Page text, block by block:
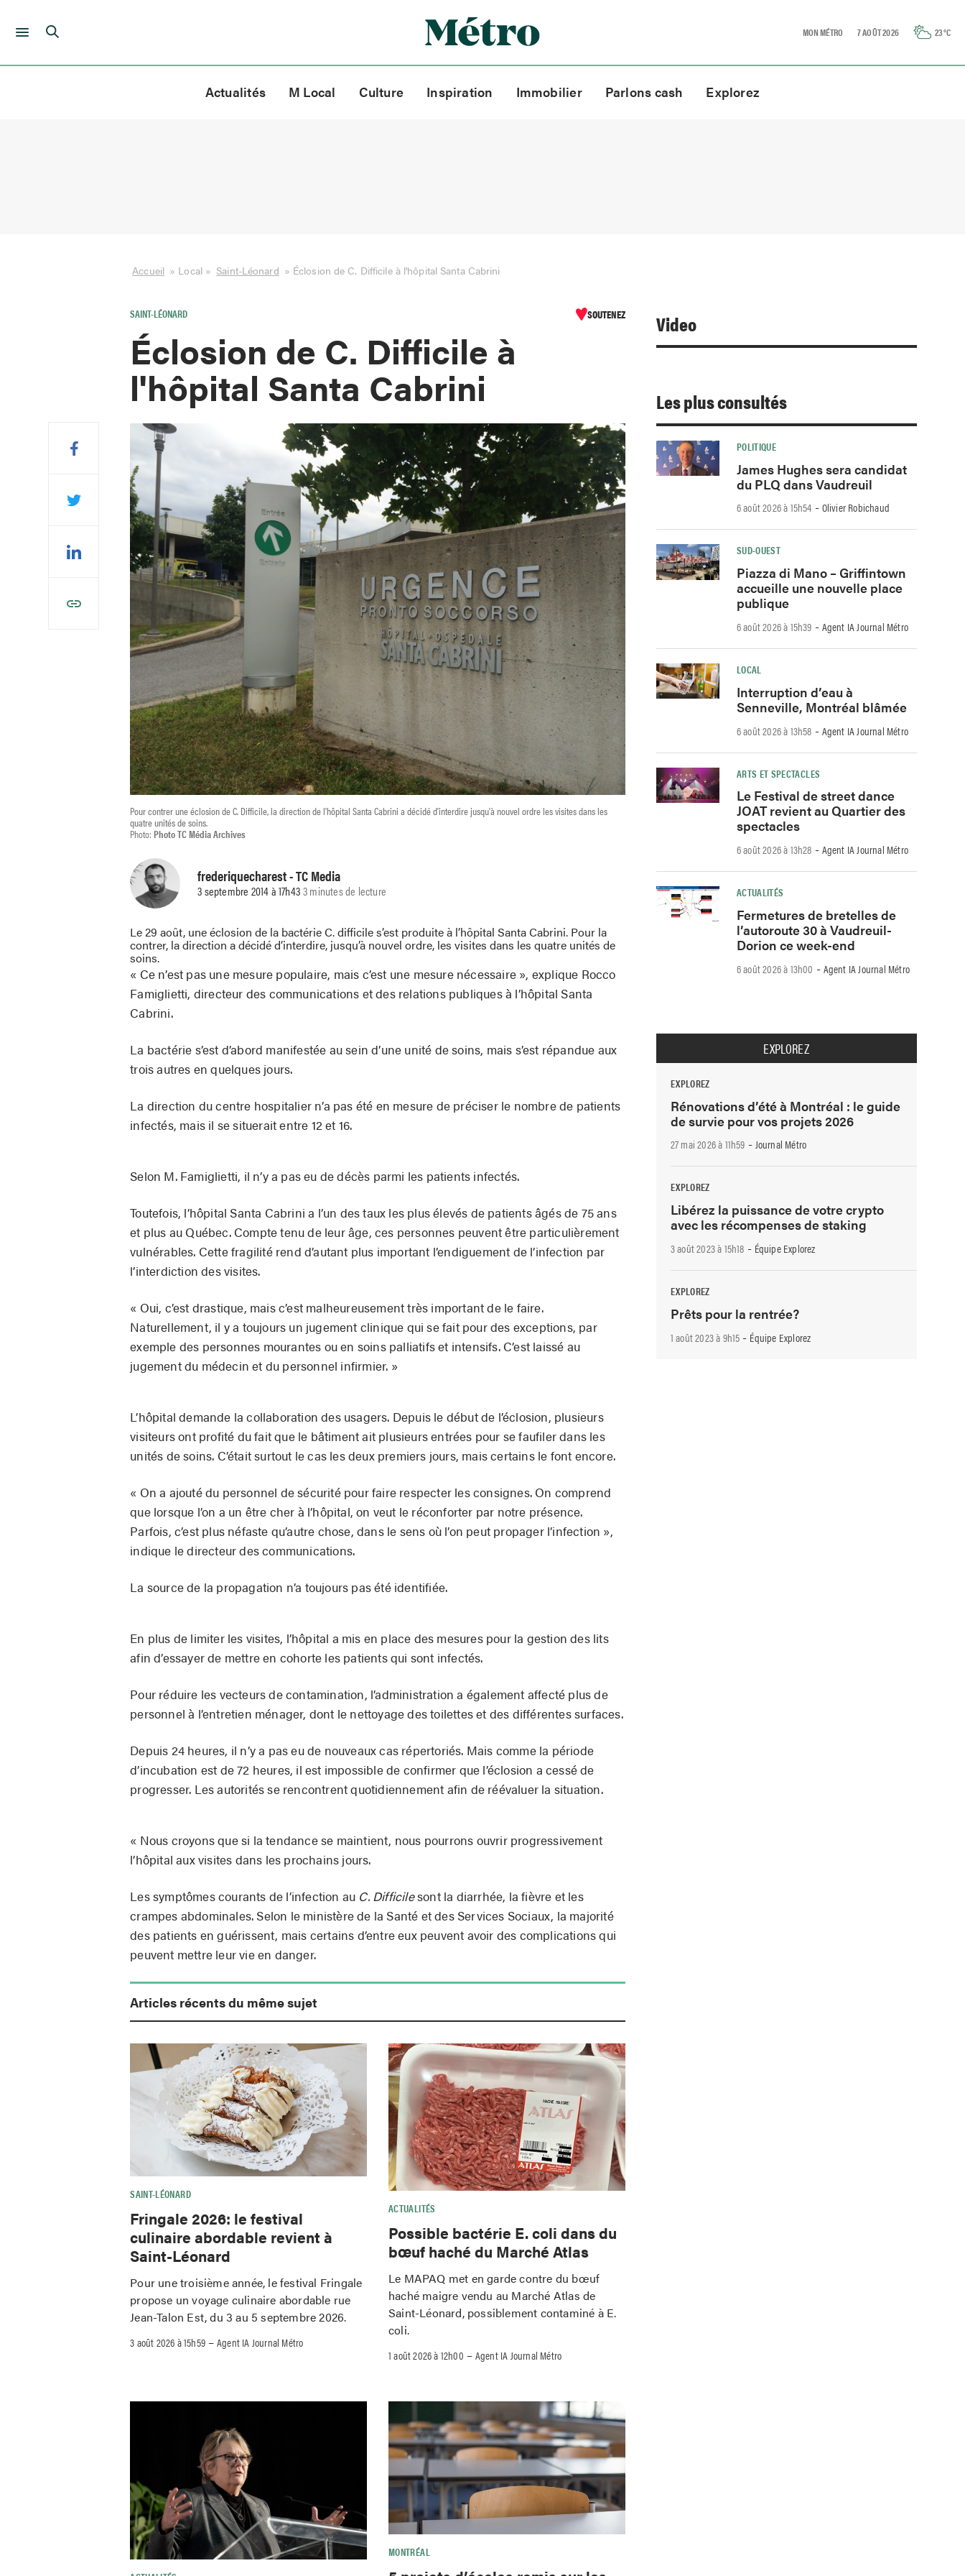
Skip
MON MÉTRO 7 AOÛT 2026 23°C
Actualités M Local Culture Inspiration Immobilier Parlons cash Explorez
Accueil » Local » Saint-Léonard » Éclosion de C. Difficile à l'hôpital Santa Cabrini
SAINT-LÉONARD SOUTENEZ
Éclosion de C. Difficile à
l'hôpital Santa Cabrini
Pour contrer une éclosion de C. Difficile, la direction de l'hôpital Santa Cabrini a décidé d'interdire jusqu'à nouvel ordre les visites dans les
quatre unités de soins.
Photo:Photo TC Média Archives
frederiquecharest- TC Media
3 septembre 2014 à 17h433 minutes de lecture
Le 29 août, une éclosion de la bactérie C. difficile s’est produite à l’hôpital Santa Cabrini. Pour la
contrer, la direction a décidé d’interdire, jusqu’à nouvel ordre, les visites dans les quatre unités de
soins.
« Ce n’est pas une mesure populaire, mais c’est une mesure nécessaire », explique Rocco
Famiglietti, directeur des communications et des relations publiques à l’hôpital Santa
Cabrini.
La bactérie s’est d’abord manifestée au sein d’une unité de soins, mais s’est répandue aux
trois autres en quelques jours.
La direction du centre hospitalier n’a pas été en mesure de préciser le nombre de patients
infectés, mais il se situerait entre 12 et 16.
Selon M. Famiglietti, il n’y a pas eu de décès parmi les patients infectés.
Toutefois, l’hôpital Santa Cabrini a l’un des taux les plus élevés de patients âgés de 75 ans
et plus au Québec. Compte tenu de leur âge, ces personnes peuvent être particulièrement
vulnérables. Cette fragilité rend d’autant plus important l’endiguement de l’infection par
l’interdiction des visites.
« Oui, c’est drastique, mais c’est malheureusement très important de le faire.
Naturellement, il y a toujours un jugement clinique qui se fait pour des exceptions, par
exemple des personnes mourantes ou en soins palliatifs et intensifs. C’est laissé au
jugement du médecin et du personnel infirmier. »
L’hôpital demande la collaboration des usagers. Depuis le début de l’éclosion, plusieurs
visiteurs ont profité du fait que le bâtiment ait plusieurs entrées pour se faufiler dans les
unités de soins. C’était surtout le cas les deux premiers jours, mais certains le font encore.
« On a ajouté du personnel de sécurité pour faire respecter les consignes. On comprend
que lorsque l’on a un être cher à l’hôpital, on veut le réconforter par notre présence.
Parfois, c’est plus néfaste qu’autre chose, dans le sens où l’on peut propager l’infection »,
indique le directeur des communications.
La source de la propagation n’a toujours pas été identifiée.
En plus de limiter les visites, l’hôpital a mis en place des mesures pour la gestion des lits
afin d’essayer de mettre en cohorte les patients qui sont infectés.
Pour réduire les vecteurs de contamination, l’administration a également affecté plus de
personnel à l’entretien ménager, dont le nettoyage des toilettes et des différentes surfaces.
Depuis 24 heures, il n’y a pas eu de nouveaux cas répertoriés. Mais comme la période
d’incubation est de 72 heures, il est impossible de confirmer que l’éclosion a cessé de
progresser. Les autorités se rencontrent quotidiennement afin de réévaluer la situation.
« Nous croyons que si la tendance se maintient, nous pourrons ouvrir progressivement
l’hôpital aux visites dans les prochains jours.
Les symptômes courants de l’infection au C. Difficilesont la diarrhée, la fièvre et les
crampes abdominales. Selon le ministère de la Santé et des Services Sociaux, la majorité
des patients en guérissent, mais certains d’entre eux peuvent avoir des complications qui
peuvent mettre leur vie en danger.
Articles récents du même sujet
SAINT-LÉONARD
Fringale 2026: le festival
culinaire abordable revient à
Saint-Léonard
Pour une troisième année, le festival Fringale
propose un voyage culinaire abordable rue
Jean-Talon Est, du 3 au 5 septembre 2026.
3 août 2026 à 15h59 –Agent IA Journal Métro
ACTUALITÉS
Possible bactérie E. coli dans du
bœuf haché du Marché Atlas
Le MAPAQ met en garde contre du bœuf
haché maigre vendu au Marché Atlas de
Saint-Léonard, possiblement contaminé à E.
coli.
1 août 2026 à 12h00 –Agent IA Journal Métro
MONTRÉAL
Video
Les plus consultés
POLITIQUE
James Hughes sera candidat
du PLQ dans Vaudreuil
6 août 2026 à 15h54 -Olivier Robichaud
SUD-OUEST
Piazza di Mano – Griffintown
accueille une nouvelle place
publique
6 août 2026 à 15h39 -Agent IA Journal Métro
LOCAL
Interruption d’eau à
Senneville, Montréal blâmée
6 août 2026 à 13h58 -Agent IA Journal Métro
ARTS ET SPECTACLES
Le Festival de street dance
JOAT revient au Quartier des
spectacles
6 août 2026 à 13h28 -Agent IA Journal Métro
ACTUALITÉS
Fermetures de bretelles de
l’autoroute 30 à Vaudreuil-
Dorion ce week-end
6 août 2026 à 13h00 -Agent IA Journal Métro
EXPLOREZ
EXPLOREZ
Rénovations d’été à Montréal : le guide
de survie pour vos projets 2026
27 mai 2026 à 11h59 -Journal Métro
EXPLOREZ
Libérez la puissance de votre crypto
avec les récompenses de staking
3 août 2023 à 15h18 - Équipe Explorez
EXPLOREZ
Prêts pour la rentrée?
1 août 2023 à 9h15 - Équipe Explorez